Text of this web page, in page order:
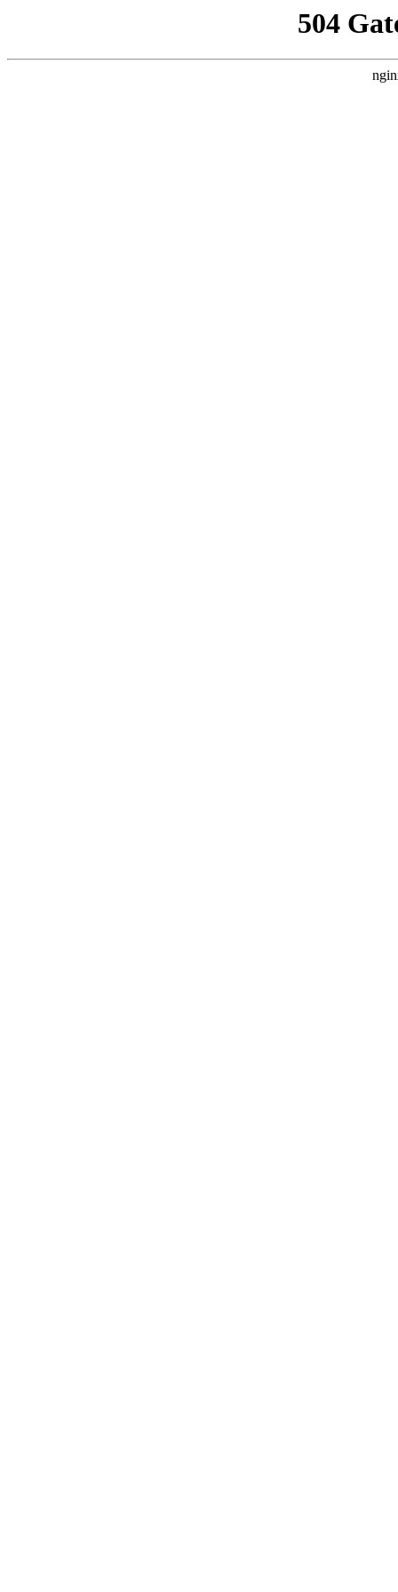
504